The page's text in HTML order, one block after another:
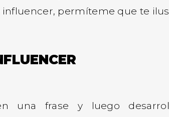
influencer, permíteme que te
una frase y luego